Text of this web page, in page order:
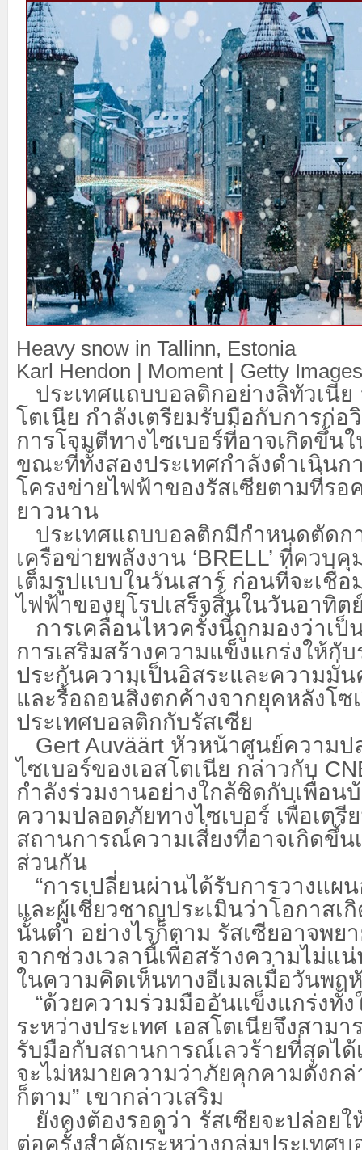
Heavy snow in Tallinn, Estonia
Karl Hendon | Moment | Getty Images
ประเทศแถบบอลติกอย่างลิทัวเนีย
โตเนีย กำลังเตรียมรับมือกับการก่อ
การโจมตีทางไซเบอร์ที่อาจเกิดขึ้น
ขณะที่ทั้งสองประเทศกำลังดำเนินก
โครงข่ายไฟฟ้าของรัสเซียตามที่รอ
ยาวนาน
ประเทศแถบบอลติกมีกำหนดตัดก
เครือข่ายพลังงาน ‘BRELL’ ที่ควบ
เต็มรูปแบบในวันเสาร์ ก่อนที่จะเชื่
ไฟฟ้าของยุโรปเสร็จสิ้นในวันอาทิต
การเคลื่อนไหวครั้งนี้ถูกมองว่าเ
การเสริมสร้างความแข็งแกร่งให้กั
ประกันความเป็นอิสระและความมั่
และรื้อถอนสิ่งตกค้างจากยุคหลังโซ
ประเทศบอลติกกับรัสเซีย
Gert Auväärt หัวหน้าศูนย์ความป
ไซเบอร์ของเอสโตเนีย กล่าวกับ
กำลังร่วมงานอย่างใกล้ชิดกับเพื่อน
ความปลอดภัยทางไซเบอร์ เพื่อเตรี
สถานการณ์ความเสี่ยงที่อาจเกิดขึ้น
ส่วนกัน
“การเปลี่ยนผ่านได้รับการวางแผ
และผู้เชี่ยวชาญประเมินว่าโอกาสเ
นั้นต่ำ อย่างไรก็ตาม รัสเซียอาจพย
จากช่วงเวลานี้เพื่อสร้างความไม่แ
ในความคิดเห็นทางอีเมลเมื่อวันพฤ
“ด้วยความร่วมมืออันแข็งแกร่งทั้ง
ระหว่างประเทศ เอสโตเนียจึงสาม
รับมือกับสถานการณ์เลวร้ายที่สุดได้
จะไม่หมายความว่าภัยคุกคามดังกล่
ก็ตาม” เขากล่าวเสริม
ยังคงต้องรอดูว่า รัสเซียจะปล่อย
ต่อครั้งสำคัญระหว่างกลุ่มประเทศ